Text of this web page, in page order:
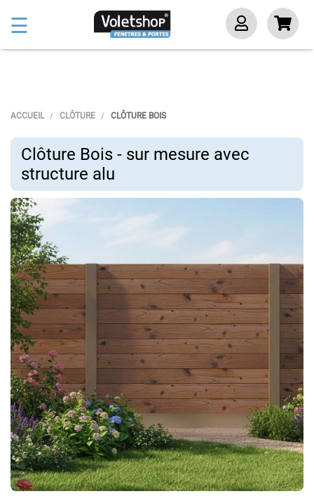
Basculer
la
☰
ACCUEIL CLÔTURE CLÔTURE BOIS
Clôture Bois - sur mesure avec
structure alu